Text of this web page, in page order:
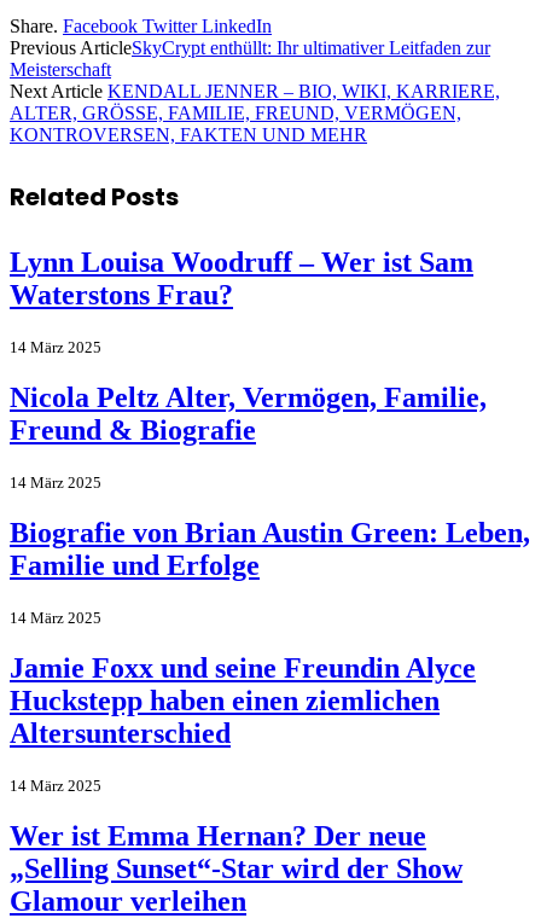
Share. Facebook Twitter LinkedIn
Previous ArticleSkyCrypt enthüllt: Ihr ultimativer Leitfaden zur
Meisterschaft
Next Article KENDALL JENNER – BIO, WIKI, KARRIERE,
ALTER, GRÖSSE, FAMILIE, FREUND, VERMÖGEN,
KONTROVERSEN, FAKTEN UND MEHR
Related Posts
Lynn Louisa Woodruff – Wer ist Sam
Waterstons Frau?
14 März 2025
Nicola Peltz Alter, Vermögen, Familie,
Freund & Biografie
14 März 2025
Biografie von Brian Austin Green: Leben,
Familie und Erfolge
14 März 2025
Jamie Foxx und seine Freundin Alyce
Huckstepp haben einen ziemlichen
Altersunterschied
14 März 2025
Wer ist Emma Hernan? Der neue
„Selling Sunset“-Star wird der Show
Glamour verleihen